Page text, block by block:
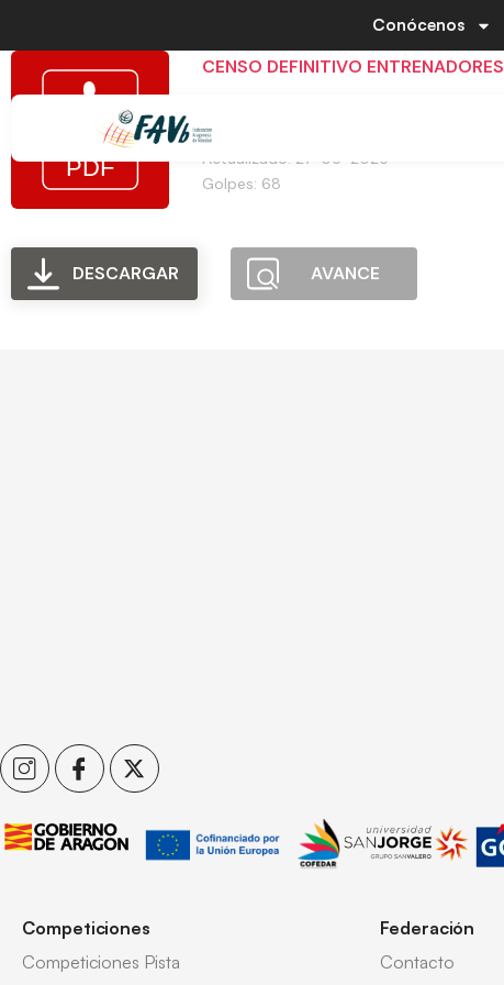
Conócenos
CENSO DEFINITIVO ENTRENADORES
Creado: 27-05-2025
Actualizado: 27-05-2025
Golpes: 68
DESCARGAR AVANCE
Competiciones
Competiciones Pista
Federación
Contacto